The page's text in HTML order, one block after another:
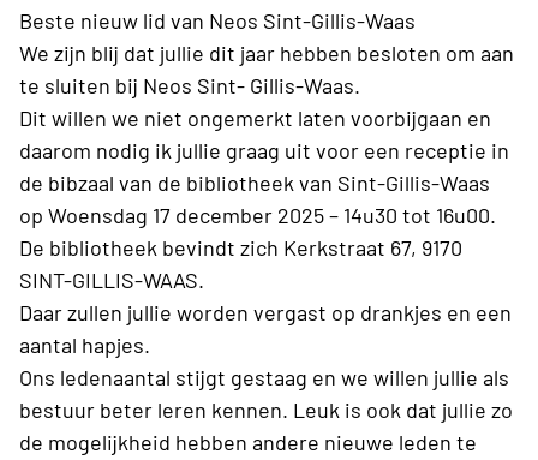
Beste nieuw lid van Neos Sint-Gillis-Waas
We zijn blij dat jullie dit jaar hebben besloten om aan
te sluiten bij Neos Sint- Gillis-Waas.
Dit willen we niet ongemerkt laten voorbijgaan en
daarom nodig ik jullie graag uit voor een receptie in
de bibzaal van de bibliotheek van Sint-Gillis-Waas
op Woensdag 17 december 2025 – 14u30 tot 16u00.
De bibliotheek bevindt zich Kerkstraat 67, 9170
SINT-GILLIS-WAAS.
Daar zullen jullie worden vergast op drankjes en een
aantal hapjes.
Ons ledenaantal stijgt gestaag en we willen jullie als
bestuur beter leren kennen. Leuk is ook dat jullie zo
de mogelijkheid hebben andere nieuwe leden te